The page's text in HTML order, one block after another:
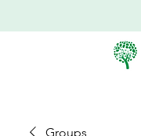
Groups